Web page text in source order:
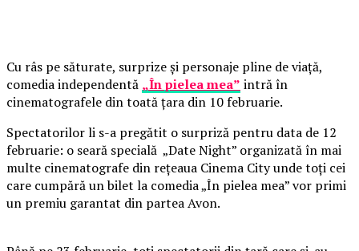
Cu râs pe săturate, surprize și personaje pline de viață,
comedia independentă „În pielea mea” intră în
cinematografele din toată țara din 10 februarie.
Spectatorilor li s-a pregătit o surpriză pentru data de 12
februarie: o seară specială „Date Night” organizată în mai
multe cinematografe din rețeaua Cinema City unde toți cei
care cumpără un bilet la comedia „În pielea mea” vor primi
un premiu garantat din partea Avon.